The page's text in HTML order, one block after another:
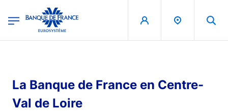
Banque de France - Menu Principal
La Banque de France en Centre-
Val de Loire